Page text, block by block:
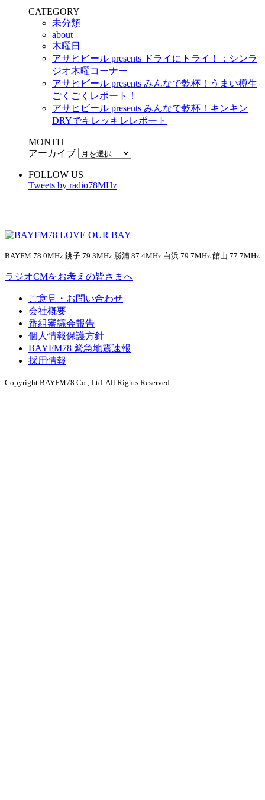
CATEGORY
未分類
about
木曜日
アサヒビール presents ドライにトライ！：シンラ
ジオ木曜コーナー
アサヒビール presents みんなで乾杯！うまい樽生
ごくごくレポート！
アサヒビール presents みんなで乾杯！キンキン
DRYでキレッキレレポート
MONTH
アーカイブ
FOLLOW US
Tweets by radio78MHz
BAYFM 78.0MHz 銚子 79.3MHz 勝浦 87.4MHz 白浜 79.7MHz 館山 77.7MHz
ラジオCMをお考えの皆さまへ
ご意見・お問い合わせ
会社概要
番組審議会報告
個人情報保護方針
BAYFM78 緊急地震速報
採用情報
Copyright BAYFM78 Co., Ltd. All Rights Reserved.